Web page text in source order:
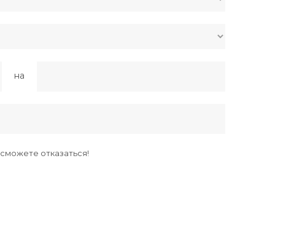
на
отказаться!